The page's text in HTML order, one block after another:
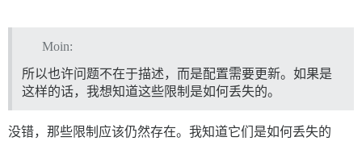
Moin:
所以也许问题不在于描述，而是配置需要更新。如果是
这样的话，我想知道这些限制是如何丢失的。
没错，那些限制应该仍然存在。我知道它们是如何丢失的